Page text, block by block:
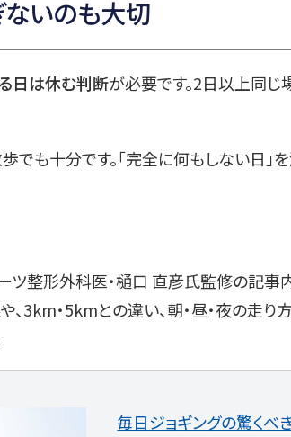
ないのも大切
日は休む判断が必要です。2日以上同
でも十分です。「完全に何もしない日」
ーツ整形外科医・樋口 直彦氏監修の記
、3km・5kmとの違い、朝・昼・夜の走り
毎日ジョギングの驚くべ